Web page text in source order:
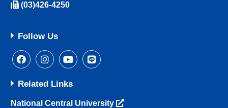
(03)426-4250
Follow Us
Related Links
National Central University